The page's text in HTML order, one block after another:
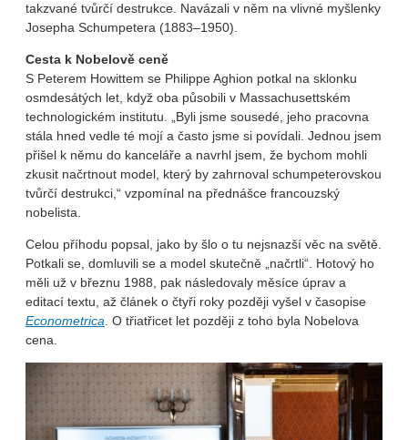
takzvané tvůrčí destrukce. Navázali v něm na vlivné myšlenky
Josepha Schumpetera (1883–1950).
Cesta k Nobelově ceně
S Peterem Howittem se Philippe Aghion potkal na sklonku
osmdesátých let, když oba působili v Massachusettském
technologickém institutu. „Byli jsme sousedé, jeho pracovna
stála hned vedle té mojí a často jsme si povídali. Jednou jsem
přišel k němu do kanceláře a navrhl jsem, že bychom mohli
zkusit načrtnout model, který by zahrnoval schumpeterovskou
tvůrčí destrukci,“ vzpomínal na přednášce francouzský
nobelista.
Celou příhodu popsal, jako by šlo o tu nejsnazší věc na světě.
Potkali se, domluvili se a model skutečně „načrtli“. Hotový ho
měli už v březnu 1988, pak následovaly měsíce úprav a
editací textu, až článek o čtyři roky později vyšel v časopise
Econometrica. O třiatřicet let později z toho byla Nobelova
cena.